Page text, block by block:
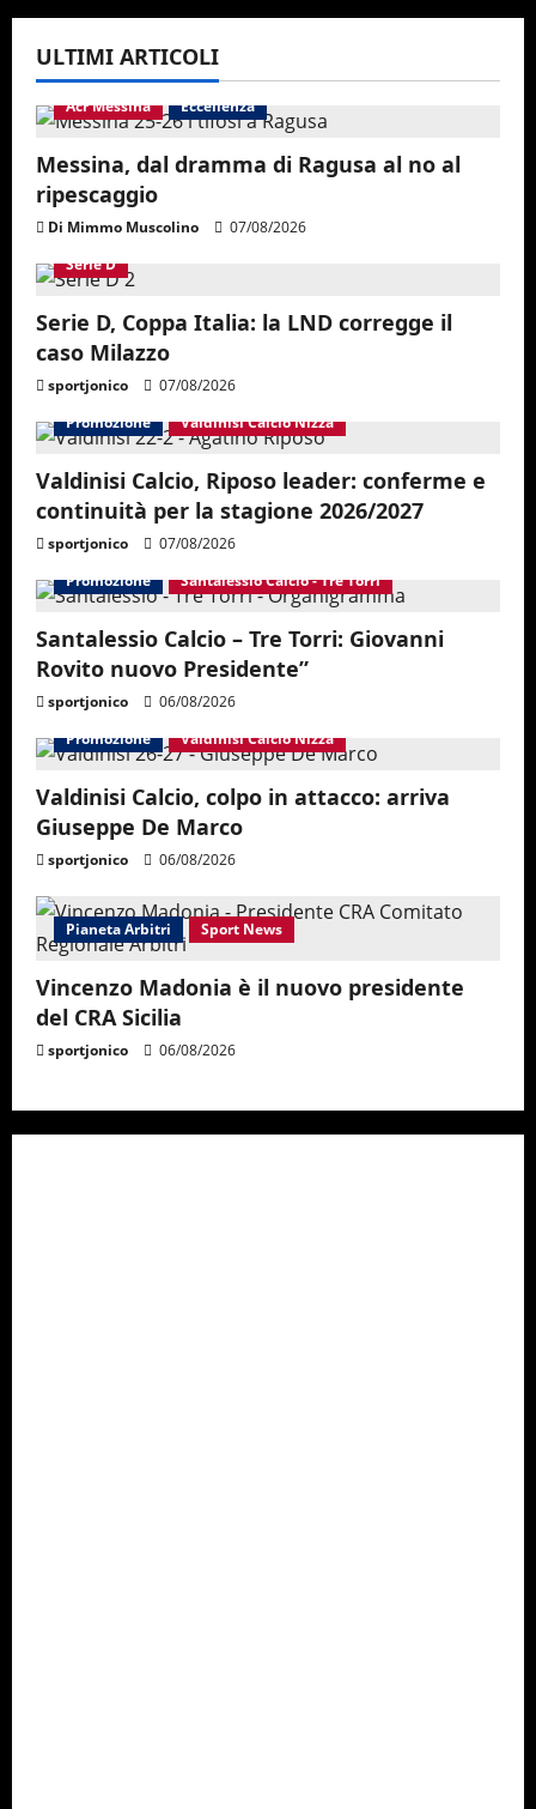
ULTIMI ARTICOLI
Acr Messina Eccellenza
Messina, dal dramma di Ragusa al no al
ripescaggio
Di Mimmo Muscolino
07/08/2026
Serie D
Serie D, Coppa Italia: la LND corregge il
caso Milazzo
sportjonico
07/08/2026
Promozione
Valdinisi Calcio Nizza
Valdinisi Calcio, Riposo leader: conferme e
continuità per la stagione 2026/2027
sportjonico
07/08/2026
Promozione
Santalessio Calcio - Tre Torri
Santalessio Calcio – Tre Torri: Giovanni
Rovito nuovo Presidente”
sportjonico
06/08/2026
Promozione
Valdinisi Calcio Nizza
Valdinisi Calcio, colpo in attacco: arriva
Giuseppe De Marco
sportjonico 06/08/2026
Pianeta Arbitri Sport News
Vincenzo Madonia è il nuovo presidente
del CRA Sicilia
sportjonico 06/08/2026